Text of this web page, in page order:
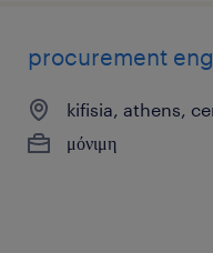
procurement
kifisia, athens,
μόνιμη